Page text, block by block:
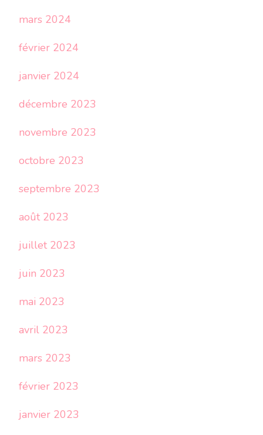
mars 2024
février 2024
janvier 2024
décembre 2023
novembre 2023
octobre 2023
septembre 2023
août 2023
juillet 2023
juin 2023
mai 2023
avril 2023
mars 2023
février 2023
janvier 2023